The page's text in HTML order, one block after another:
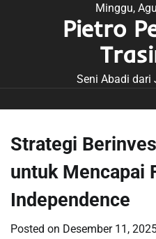
Minggu,
Pietro
Seni Abadi dari
Strategi
untuk Mencapai
Independence
Posted on Desember 11,